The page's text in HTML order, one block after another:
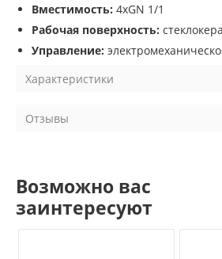
Вместимость: 4хGN 1/1
Рабочая поверхность:
Управление:
Характеристики
Отзывы
Возможно вас
заинтересуют